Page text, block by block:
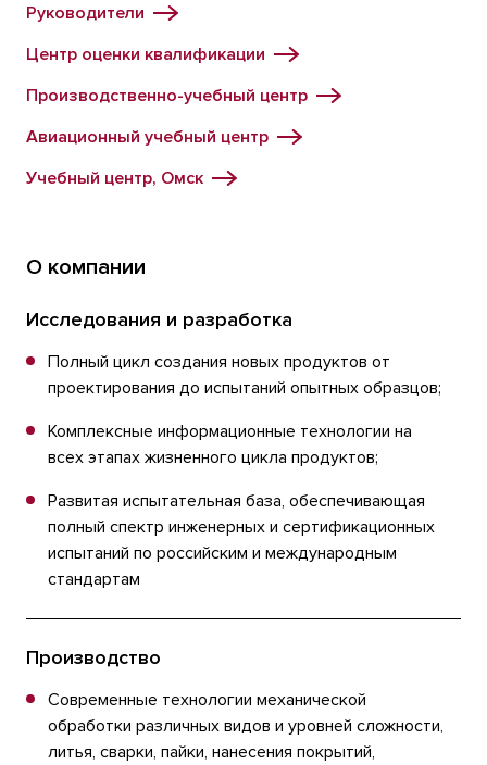
Руководители
Центр оценки квалификации
Производственно-учебный центр
Авиационный учебный центр
Учебный центр, Омск
О компании
Исследования и разработка
Полный цикл создания новых продуктов от
проектирования до испытаний опытных образцов;
Комплексные информационные технологии на
всех этапах жизненного цикла продуктов;
Развитая испытательная база, обеспечивающая
полный спектр инженерных и сертификационных
испытаний по российским и международным
стандартам
Производство
Современные технологии механической
обработки различных видов и уровней сложности,
литья, сварки, пайки, нанесения покрытий,